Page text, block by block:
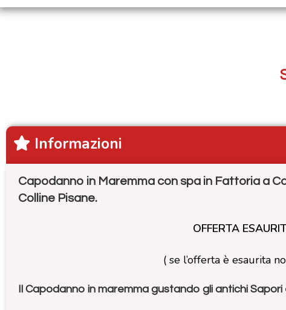
Informazioni
Capodanno in Maremma con spa in Fattoria a
Colline Pisane.
OFFERTA
( se l’offerta è esaurita
Il Capodanno in maremma gustando gli antichi Sapori